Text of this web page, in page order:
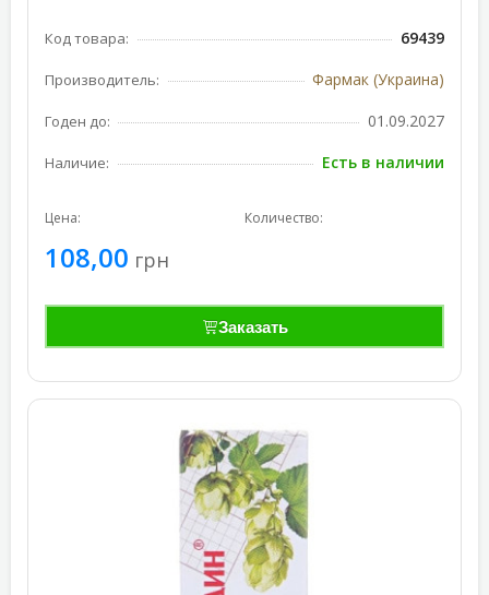
Код товара: 69439
Производитель: Фармак (Украина)
Годен до: 01.09.2027
Наличие: Есть в наличии
Цена:
108,00 грн
Количество:
Заказать